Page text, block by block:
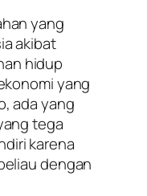
yang
akibat
hidup
yang
ada yang
tega
karena
dengan